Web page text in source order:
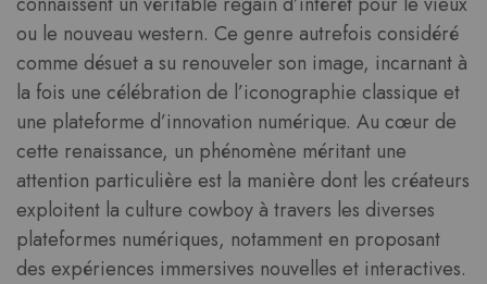
ou le nouveau western. Ce genre autrefois considéré
comme désuet a su renouveler son image, incarnant à
la fois une célébration de l’iconographie classique et
une plateforme d’innovation numérique. Au cœur de
cette renaissance, un phénomène méritant une
attention particulière est la manière dont les créateurs
exploitent la culture cowboy à travers les diverses
plateformes numériques, notamment en proposant
des expériences immersives nouvelles et interactives.